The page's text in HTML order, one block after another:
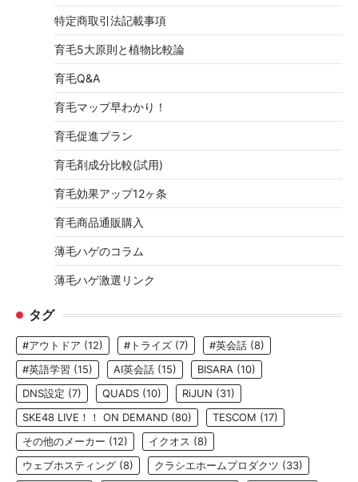
特定商取引法記載事項
育毛5大原則と植物比較論
育毛Q&A
育毛マップ早わかり！
育毛促進プラン
育毛剤成分比較(試用)
育毛効果アップ12ヶ条
育毛商品通販購入
薄毛ハゲのコラム
薄毛ハゲ激選リンク
タグ
#アウトドア (12) #トライズ (7) #英会話 (8)
#英語学習 (15) AI英会話 (15) BISARA (10)
DNS設定 (7) QUADS (10) RiJUN (31)
SKE48 LIVE！！ ON DEMAND (80) TESCOM (17)
その他のメーカー (12) イクオス (8)
ウェブホスティング (8) クラシエホームプロダクツ (33)